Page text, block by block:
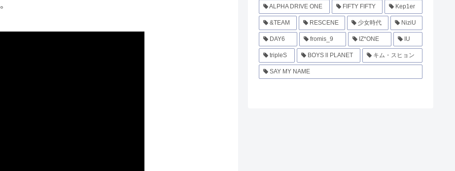
ALPHA DRIVE ONE FIFTY FIFTY Kep1er
&TEAM RESCENE 少女時代 NiziU
DAY6 fromis_9 IZ*ONE IU
tripleS BOYS ll PLANET キム・スヒョン
SAY MY NAME